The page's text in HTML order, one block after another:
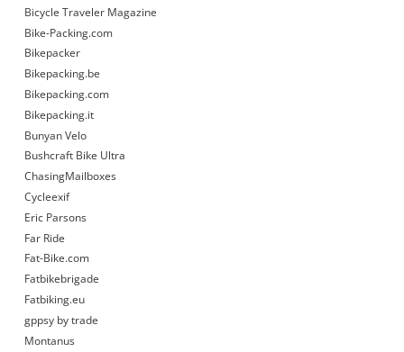
Bicycle Traveler Magazine
Bike-Packing.com
Bikepacker
Bikepacking.be
Bikepacking.com
Bikepacking.it
Bunyan Velo
Bushcraft Bike Ultra
ChasingMailboxes
Cycleexif
Eric Parsons
Far Ride
Fat-Bike.com
Fatbikebrigade
Fatbiking.eu
gppsy by trade
Montanus